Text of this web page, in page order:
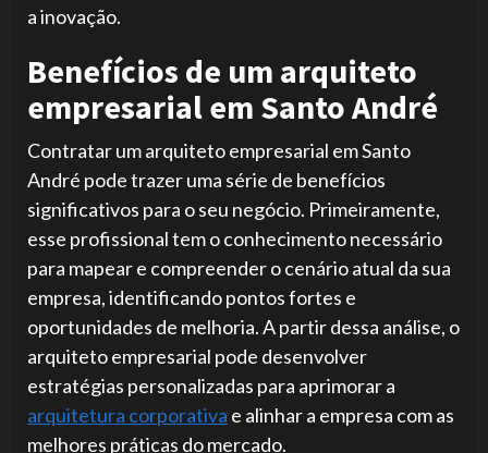
a inovação.
Benefícios de um arquiteto
empresarial em Santo André
Contratar um arquiteto empresarial em Santo
André pode trazer uma série de benefícios
significativos para o seu negócio. Primeiramente,
esse profissional tem o conhecimento necessário
para mapear e compreender o cenário atual da sua
empresa, identificando pontos fortes e
oportunidades de melhoria. A partir dessa análise, o
arquiteto empresarial pode desenvolver
estratégias personalizadas para aprimorar a
arquitetura corporativa e alinhar a empresa com as
melhores práticas do mercado.